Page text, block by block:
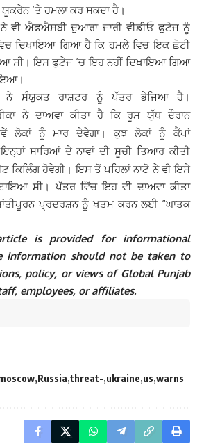
‘ਤੇ ਹਮਲਾ ਕਰ ਸਕਦਾ ਹੈ।
ਵੀ ਐਫਐਸਬੀ ਦੁਆਰਾ ਜਾਰੀ ਵੀਡੀਓ ਫੁਟੇਜ ਨੂੰ
ਦਿਖਾਇਆ ਗਿਆ ਹੈ ਕਿ ਹਮਲੇ ਵਿਚ ਇਕ ਛੋਟੀ
ਸੀ। ਇਸ ਫੁਟੇਜ ‘ਚ ਇਹ ਨਹੀਂ ਦਿਖਾਇਆ ਗਿਆ
ਨੇ ਸੰਯੁਕਤ ਰਾਸ਼ਟਰ ਨੂੰ ਪੱਤਰ ਭੇਜਿਆ ਹੈ।
ਨੇ ਦਾਅਵਾ ਕੀਤਾ ਹੈ ਕਿ ਰੂਸ ਯੁੱਧ ਦੌਰਾਨ
ਲੋਕਾਂ ਨੂੰ ਮਾਰ ਦੇਵੇਗਾ। ਕੁਝ ਲੋਕਾਂ ਨੂੰ ਕੈਂਪਾਂ
ਇਨ੍ਹਾਂ ਸਾਰਿਆਂ ਦੇ ਨਾਵਾਂ ਦੀ ਸੂਚੀ ਤਿਆਰ ਕੀਤੀ
ਕਿਲਿੰਗ ਹੋਵੇਗੀ। ਇਸ ਤੋਂ ਪਹਿਲਾਂ ਨਾਟੋ ਨੇ ਵੀ ਇਸੇ
ਸੀ। ਪੱਤਰ ਵਿੱਚ ਇਹ ਵੀ ਦਾਅਵਾ ਕੀਤਾ
ਪ੍ਰਦਰਸ਼ਨ ਨੂੰ ਖਤਮ ਕਰਨ ਲਈ “ਘਾਤਕ
is provided for informational
information should not be taken to
policy, or views of Global Punjab
employees, or affiliates.
Russia threat- ukraine us warns